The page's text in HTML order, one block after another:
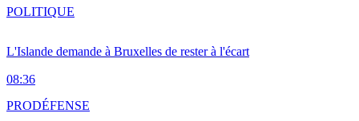
L'Islande demande à Bruxelles de rester à l'écart
08:36
POLITIQUE
PRODÉFENSE